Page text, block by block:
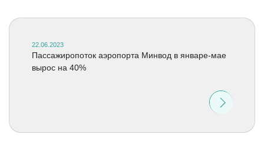
22.06.2023
Пассажиропоток аэропорта Минвод в январе-мае
вырос на 40%